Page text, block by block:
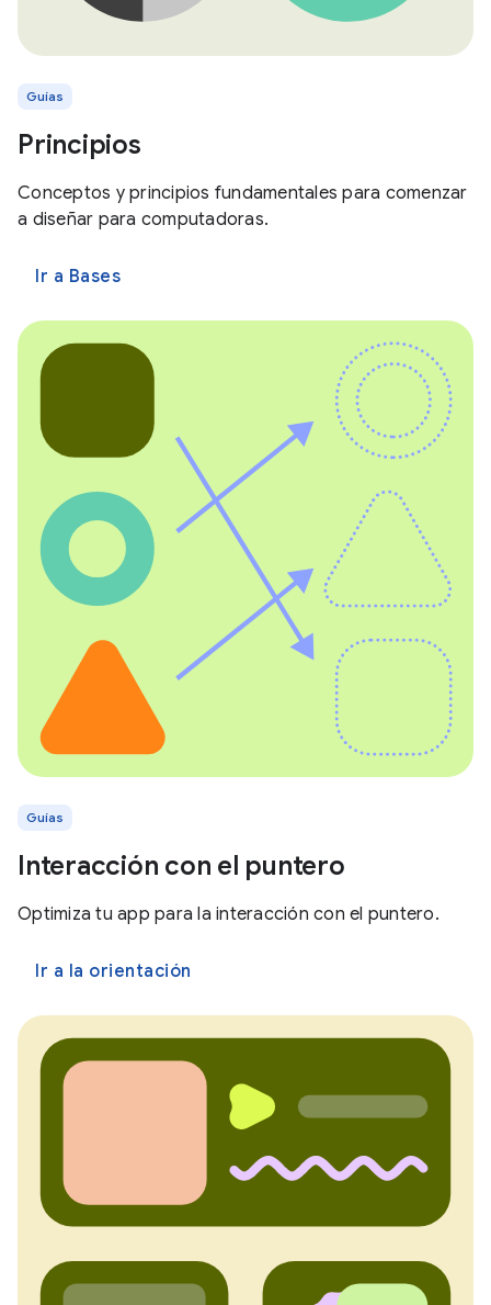
Guías
Principios
Conceptos y principios fundamentales para comenzar
a diseñar para computadoras.
Ir a Bases
Guías
Interacción con el puntero
Optimiza tu app para la interacción con el puntero.
Ir a la orientación